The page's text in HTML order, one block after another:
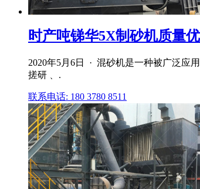
时产吨锑华5X制砂机质量
2020年5月6日 · 混砂机是一种被广泛应
搓研﹑ .
联系电话: 180 3780 8511